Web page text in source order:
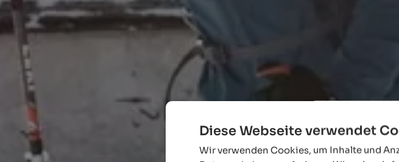
Diese Webseite verwendet
Wir verwenden Cookies, um Inhalte und